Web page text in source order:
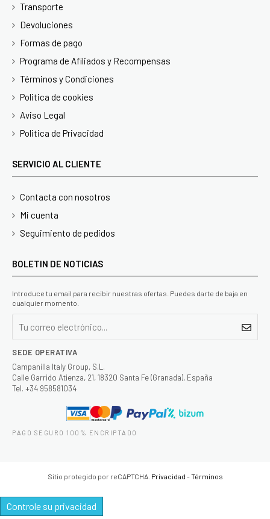
Transporte
Devoluciones
Formas de pago
Programa de Afiliados y Recompensas
Términos y Condiciones
Politica de cookies
Aviso Legal
Politica de Privacidad
SERVICIO AL CLIENTE
Contacta con nosotros
Mi cuenta
Seguimiento de pedidos
BOLETIN DE NOTICIAS
Introduce tu email para recibir nuestras ofertas. Puedes darte de baja en
cualquier momento.
SEDE OPERATIVA
Campanilla Italy Group, S.L.
Calle Garrido Atienza, 21, 18320 Santa Fe (Granada), España
Tel. +34 958581034
PAGO SEGURO 100% ENCRIPTADO
Sitio protegido por reCAPTCHA. Privacidad -Términos
Controle su privacidad